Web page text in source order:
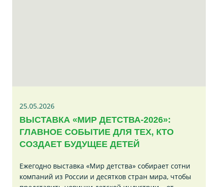
25.05.2026
ВЫСТАВКА «МИР ДЕТСТВА-2026»:
ГЛАВНОЕ СОБЫТИЕ ДЛЯ ТЕХ, КТО
СОЗДАЕТ БУДУЩЕЕ ДЕТЕЙ
Ежегодно выставка «Мир детства» собирает сотни
компаний из России и десятков стран мира, чтобы